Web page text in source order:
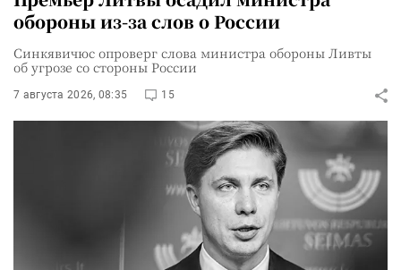
обороны из-за слов о России
Синкявичюс опроверг слова министра обороны Ливты
об угрозе со стороны России
7 августа 2026, 08:35 15